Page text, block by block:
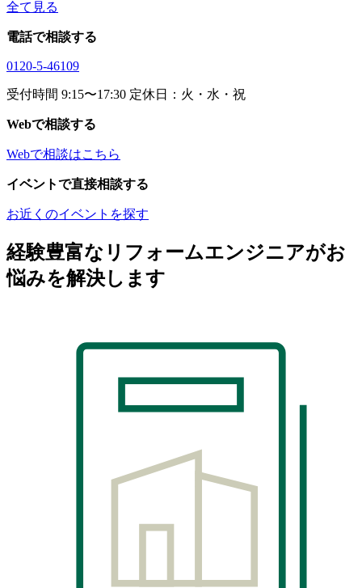
全て見る
電話で相談する
0120-5-46109
受付時間 9:15〜17:30 定休日：火・水・祝
Webで相談する
Webで相談はこちら
イベントで直接相談する
お近くのイベントを探す
経験豊富なリフォームエンジニアがお
悩みを解決します